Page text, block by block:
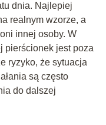
dnia. Najlepiej
realnym wzorze, a
innej osoby. W
pierścionek jest poza
ryzyko, że sytuacja
są często
do dalszej